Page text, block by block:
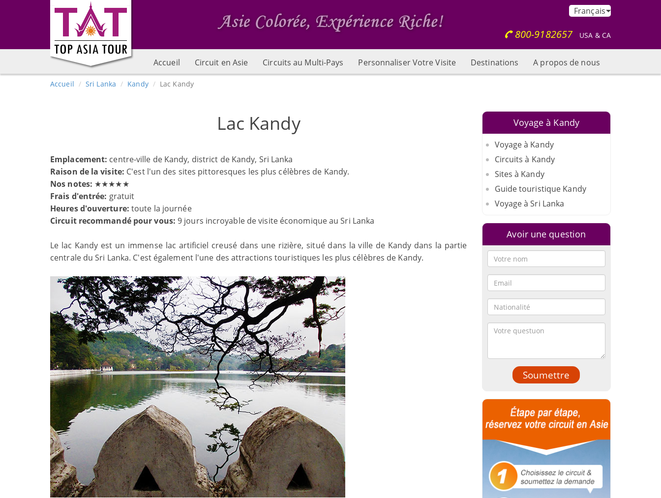
Français
800-9182657 USA & CA
Accueil Circuit en Asie Circuits au Multi-Pays Personnaliser Votre Visite Destinations A propos de nous
Accueil Sri Lanka Kandy Lac Kandy
Lac Kandy
Emplacement: centre-ville de Kandy, district de Kandy, Sri Lanka
Raison de la visite: C'est l'un des sites pittoresques les plus célèbres de Kandy.
Nos notes: ★★★★★
Frais d'entrée: gratuit
Heures d'ouverture: toute la journée
Circuit recommandé pour vous: 9 jours incroyable de visite économique au Sri Lanka
Le lac Kandy est un immense lac artificiel creusé dans une rizière, situé dans la ville de Kandy dans la partie
centrale du Sri Lanka. C'est également l'une des attractions touristiques les plus célèbres de Kandy.
Voyage à Kandy
Voyage à Kandy
Circuits à Kandy
Sites à Kandy
Guide touristique Kandy
Voyage à Sri Lanka
Avoir une question
Soumettre